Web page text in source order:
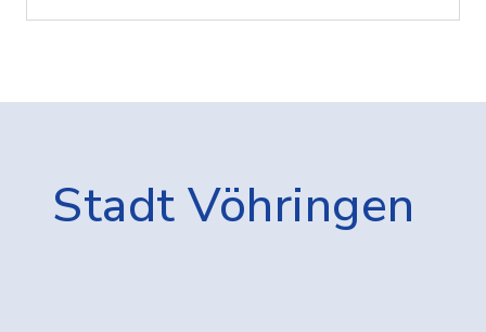
Stadt Vöhringen